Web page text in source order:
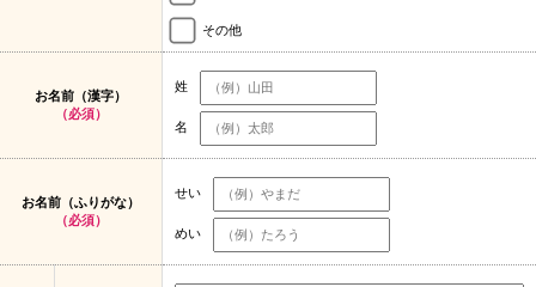
その他
お名前（漢字）
（必須）
姓
名
お名前（ふりがな）
（必須）
せい
めい